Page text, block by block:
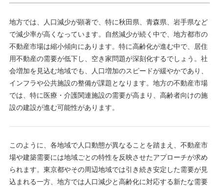
地方では、人口減少が顕著で、特に秋田県、青森県、岩手県など
で減少率が高くなっています。自然減少が続く中で、地方都市の
不動産市場は縮小傾向にあります。特に高齢化が進む中で、居住
用不動産の需要が低下し、空き家問題が深刻化するでしょう。社
会増加を見込む地域でも、人口増加のスピードが緩やかであり、
インフラや公共施設の整備が課題となります。地方の不動産市場
では、特に医療・介護関連施設の需要が高まり、高齢者向けの施
設の建設が進む可能性があります。
このように、各地域で人口動態が異なることを踏まえ、不動産市
場や建築需要には地域ごとの特性を反映させたアプローチが求め
られます。東京都やその周辺地域では引き続き安定した需要が見
込まれる一方、地方では人口減少と高齢化に対応する新たな需要